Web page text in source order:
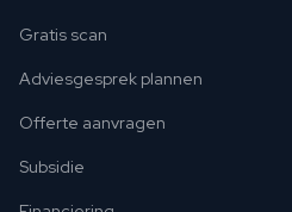
Gratis scan
Adviesgesprek plannen
Offerte aanvragen
Subsidie